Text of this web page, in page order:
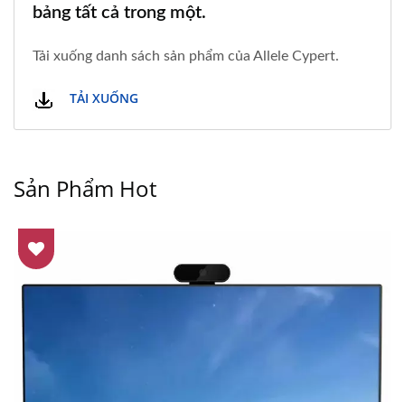
bảng tất cả trong một.
Tải xuống danh sách sản phẩm của Allele Cypert.
TẢI XUỐNG
Sản Phẩm Hot